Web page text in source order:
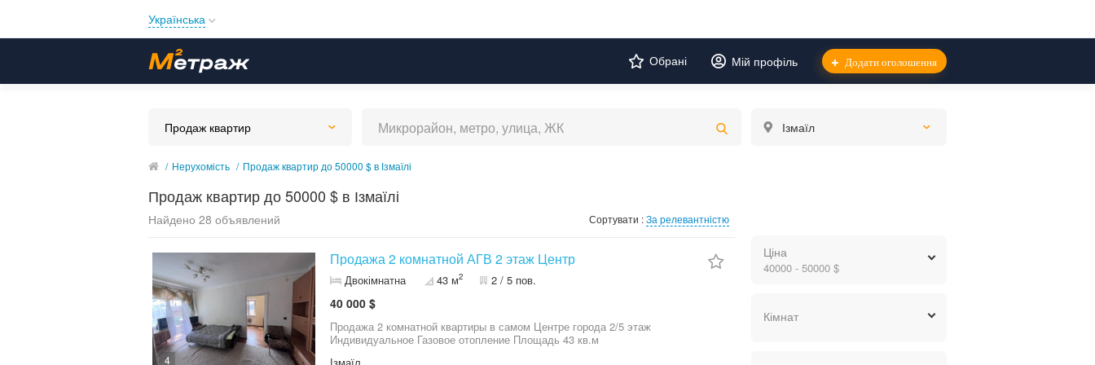
Українська
Українська
Обрані Мій профіль Додати оголошення
Продаж квартир Ізмаїл
/ Нерухомість / Продаж квартир до 50000 $ в Ізмаїлі
Продаж квартир до 50000 $ в Ізмаїлі
Найдено 28 объявлений Сортувати :За релевантністю
4
Продажа 2 комнатной АГВ 2 этаж Центр
Двокімнатна 43 м2 2 / 5 пов.
40 000 $
Продажа 2 комнатной квартиры в самом Центре города 2/5 этаж
Индивидуальное Газовое отопление Площадь 43 кв.м
Ціна
40000 - 50000 $
Кімнат